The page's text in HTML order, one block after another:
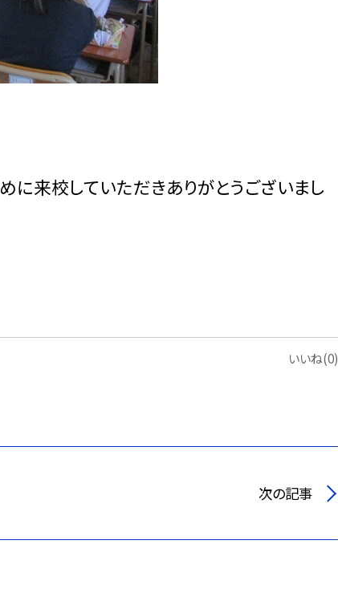
に来校していただきありがとうございまし
いいね(0)
次の記事